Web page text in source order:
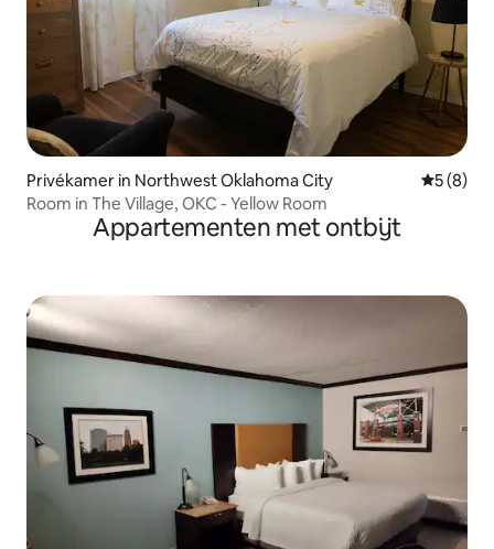
Privékamer in Northwest Oklahoma City
5 (8)
Room in The Village, OKC - Yellow Room
Appartementen met ontbijt